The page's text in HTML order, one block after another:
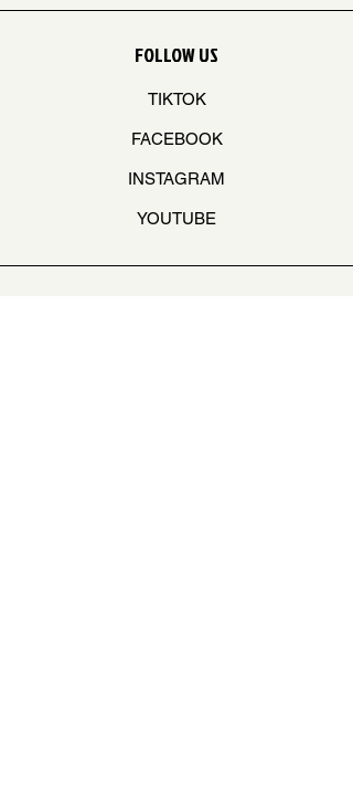
FOLLOW US
TIKTOK
FACEBOOK
INSTAGRAM
YOUTUBE